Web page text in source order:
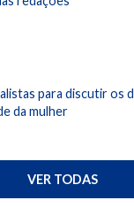
para discutir os
da mulher
VER TODAS